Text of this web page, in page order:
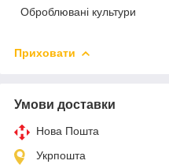
Оброблювані культури
Приховати
Умови доставки
Нова Пошта
Укрпошта